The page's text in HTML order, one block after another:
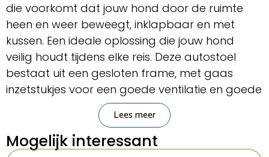
die voorkomt dat jouw hond door de ruimte
heen en weer beweegt, inklapbaar en met
kussen. Een ideale oplossing die jouw hond
veilig houdt tijdens elke reis. Deze autostoel
bestaat uit een gesloten frame, met gaas
inzetstukjes voor een goede ventilatie en goede
zichtbaarheid. In de stoel is een comfortabel
kussen geplaatst met schuimrubber vulling, dat
met de hand gewassen kan worden na
Lees meer
Mogelijk interessant